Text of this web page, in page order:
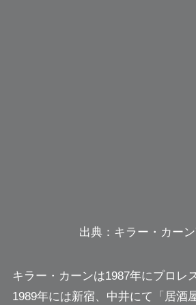
出典：キラー・カー
キラー・カーンは1987年にプロレ
1989年には新宿、中井にて「居酒